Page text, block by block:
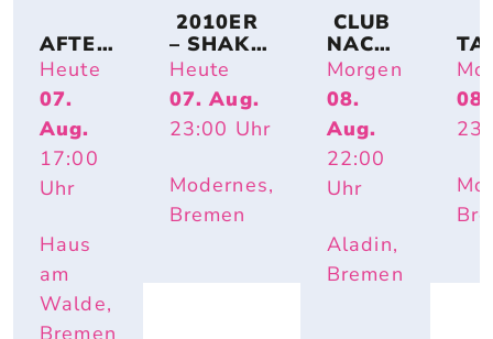
AFTER
-
WORK
-
PARTY
OPEN
AIR
Heute
07.
Aug.
17:00
Uhr
Haus
am
Walde,
Bremen
2010ER
– SHAKE
IT OFF
Heute
07. Aug.
23:00 Uhr
Modernes,
Bremen
CLUB
NACH
T
Morgen
08.
Aug.
22:00
Uhr
Aladin,
Bremen